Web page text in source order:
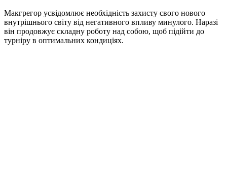
Макгрегор усвідомлює необхідність захисту свого нового
внутрішнього світу від негативного впливу минулого. Наразі
він продовжує складну роботу над собою, щоб підійти до
турніру в оптимальних кондиціях.